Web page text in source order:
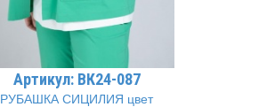
Артикул: ВК24-087
РУБАШКА СИЦИЛИЯ цвет